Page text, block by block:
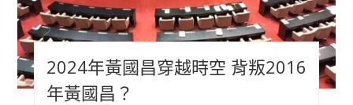
2024年黃國昌穿越時空 背叛2016
年黃國昌？